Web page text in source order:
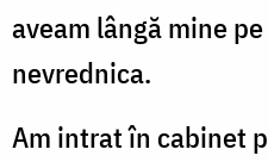
aveam lângă mine
nevrednica.
Am intrat în cabinet